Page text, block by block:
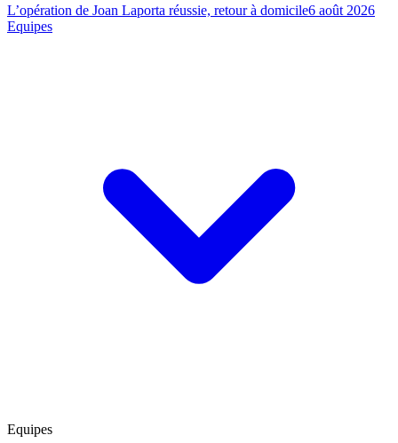
L’opération de Joan Laporta réussie, retour à domicile6 août 2026
Equipes
Equipes